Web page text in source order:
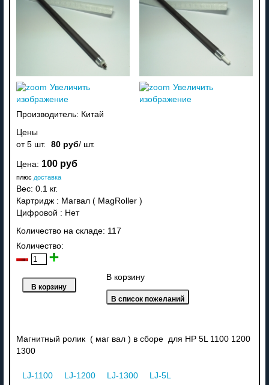
Увеличить
изображение
Увеличить
изображение
Производитель: Китай
Цены
от 5 шт.
80 руб/ шт.
Цена: 100 руб
плюс доставка
Вес: 0.1 кг.
Картридж: Магвал ( MagRoller )
Цифровой : Нет
Количество на складе: 117
Количество:
В корзину
Магнитный ролик ( маг вал ) в сборе для HP 5L 1100 1200
1300
LJ-1100 LJ-1200 LJ-1300 LJ-5L